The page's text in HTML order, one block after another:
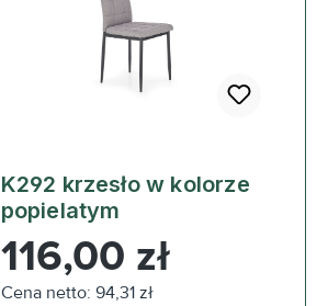
K292 krzesło w kolorze
popielatym
Cena regularna:
116,00 zł
Cena netto: 94,31 zł